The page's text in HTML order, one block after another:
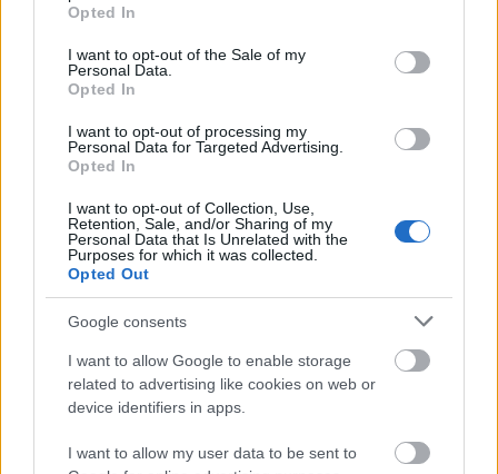
use your data for below specified purposes in below Google
consent section.
Opted In
I want to opt-out of the Sale of my
Personal Data.
Opted In
I want to opt-out of processing my
Personal Data for Targeted Advertising.
Opted In
I want to opt-out of Collection, Use,
Retention, Sale, and/or Sharing of my
Personal Data that Is Unrelated with the
Purposes for which it was collected.
Opted Out
Google consents
I want to allow Google to enable storage
related to advertising like cookies on web or
device identifiers in apps.
I want to allow my user data to be sent to
Irányban van az Audi? – Exkluzív
interjú az Audi AG európai
értékesítésért felelős alelnökével,
Christian Bauerrel
Várkonyi Gábor Autóblog•2026. július 28.
Várkonyi Gábor
In den letzten fünf bis sechs Jahren war die Palette
von Audi nicht die jüngste, die man im
Premiumsegment anbieten konnte. Und ...